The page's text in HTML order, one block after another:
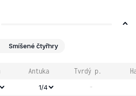
Smíšené čtyřhry
Antuka Tvrdý p.
1/4 -